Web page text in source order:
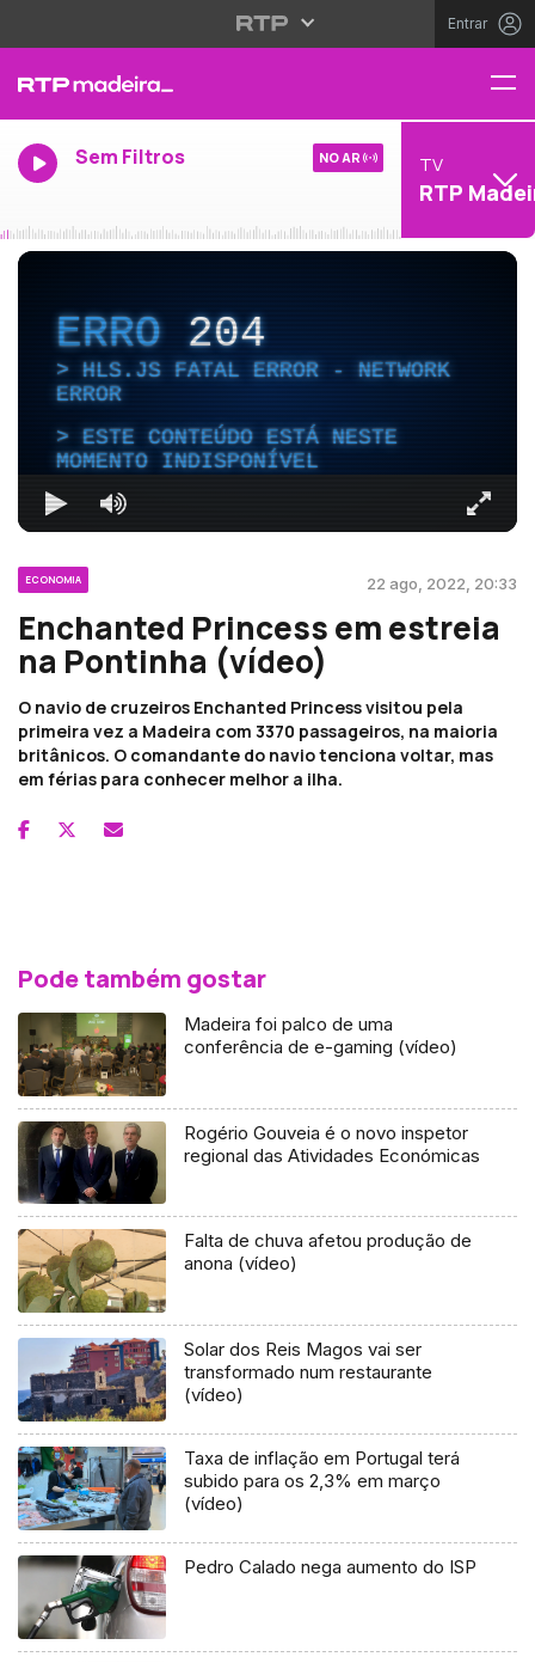
Entrar
Sem Filtros NO AR TV
RTP
ERRO204
HLS.JS FATAL ERROR - NETWORK
ERROR
ESTE CONTEÚDO ESTÁ NESTE
MOMENTO INDISPONÍVEL
ECONOMIA 22 ago, 2022, 20:33
Enchanted Princess em estreia
na Pontinha (vídeo)
O navio de cruzeiros Enchanted Princess visitou pela
primeira vez a Madeira com 3370 passageiros, na maioria
britânicos. O comandante do navio tenciona voltar, mas
em férias para conhecer melhor a ilha.
Pode também gostar
Madeira foi palco de uma
conferência de e-gaming (vídeo)
Rogério Gouveia é o novo inspetor
regional das Atividades Económicas
Falta de chuva afetou produção de
anona (vídeo)
Solar dos Reis Magos vai ser
transformado num restaurante
(vídeo)
Taxa de inflação em Portugal terá
subido para os 2,3% em março
(vídeo)
Pedro Calado nega aumento do ISP